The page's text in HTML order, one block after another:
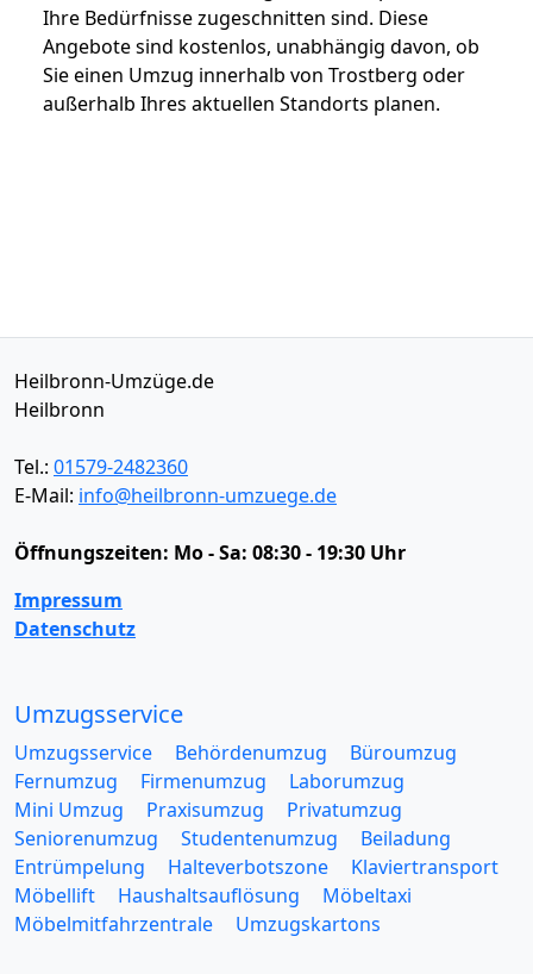
Ihre Bedürfnisse zugeschnitten sind. Diese
Angebote sind kostenlos, unabhängig davon, ob
Sie einen Umzug innerhalb von Trostberg oder
außerhalb Ihres aktuellen Standorts planen.
Heilbronn-Umzüge.de
Heilbronn
Tel.: 01579-2482360
E-Mail: info@heilbronn-umzuege.de
Öffnungszeiten: Mo - Sa: 08:30 - 19:30 Uhr
Impressum
Datenschutz
Umzugsservice
Umzugsservice Behördenumzug
Büroumzug
Fernumzug
Firmenumzug
Laborumzug
Mini Umzug
Praxisumzug
Privatumzug
Seniorenumzug
Studentenumzug
Beiladung
Entrümpelung
Halteverbotszone
Klaviertransport
Möbellift
Haushaltsauflösung
Möbeltaxi
Möbelmitfahrzentrale
Umzugskartons